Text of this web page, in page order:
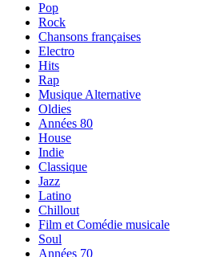
Pop
Rock
Chansons françaises
Electro
Hits
Rap
Musique Alternative
Oldies
Années 80
House
Indie
Classique
Jazz
Latino
Chillout
Film et Comédie musicale
Soul
Années 70